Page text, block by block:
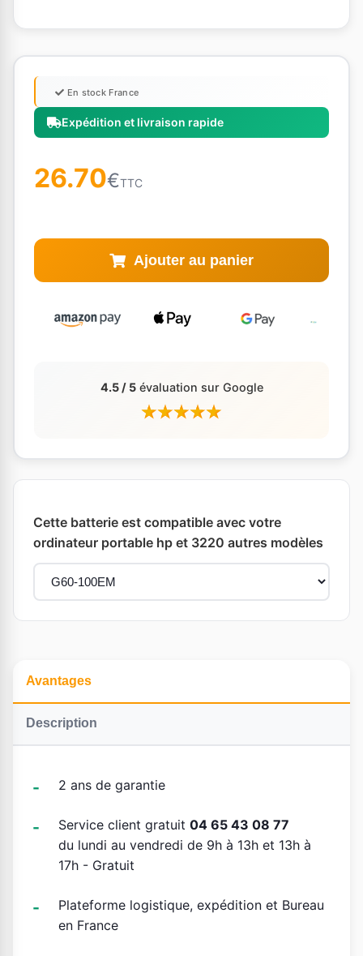
Expédition et livraison rapide
En stock France
26.70€TTC
Ajouter au panier
4.5 / 5évaluation sur Google
Cette batterie est compatible avec votre
ordinateur portable hp et 3220 autres modèles
Avantages
Description
2 ans de garantie
Service client gratuit 04 65 43 08 77
du lundi au vendredi de 9h à 13h et 13h à
17h - Gratuit
Plateforme logistique, expédition et Bureau
en France